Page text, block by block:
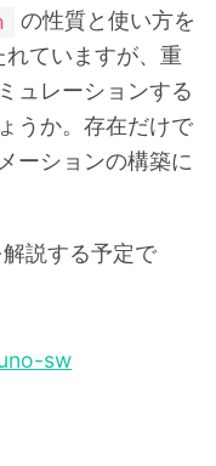
の性質と使い方を
ていますが、重
ュレーションする
うか。存在だけで
ーションの構築に
解説する予定で
sw